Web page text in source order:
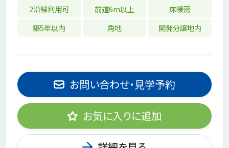
2沿線利用可 前道6m以上
床暖房
築5年以内
角地 開発分譲地内
お問い合わせ・見学予約
お気に入りに追加